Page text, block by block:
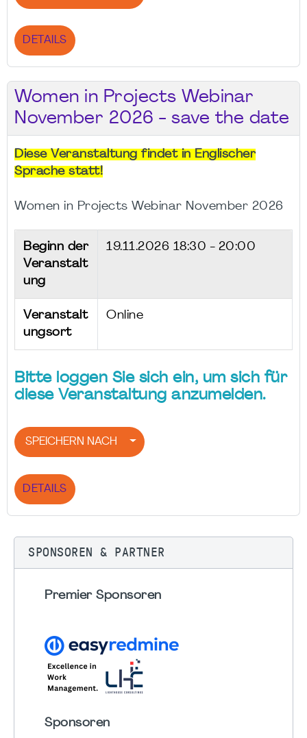
DETAILS
Women in Projects Webinar
November 2026 - save the date
Diese Veranstaltung findet in Englischer
Sprache statt!
Women in Projects Webinar November 2026
Beginn der
Veranstalt
ung
19.11.2026 18:30 - 20:00
Veranstalt
ungsort
Online
Bitte loggen Sie sich ein, um sich für
diese Veranstaltung anzumelden.
SPEICHERN NACH
DETAILS
SPONSOREN & PARTNER
Premier Sponsoren
Sponsoren